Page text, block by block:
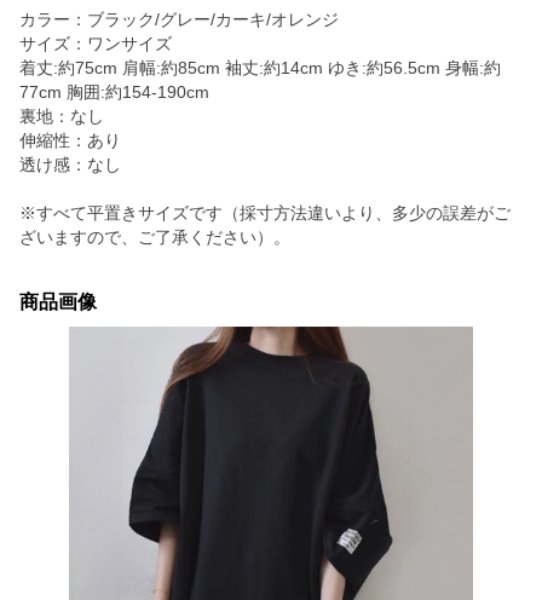
カラー：ブラック/グレー/カーキ/オレンジ
サイズ：ワンサイズ
着丈:約75cm 肩幅:約85cm 袖丈:約14cm ゆき:約56.5cm 身幅:約
77cm 胸囲:約154-190cm
裏地：なし
伸縮性：あり
透け感：なし
※すべて平置きサイズです（採寸方法違いより、多少の誤差がご
ざいますので、ご了承ください）。
商品画像